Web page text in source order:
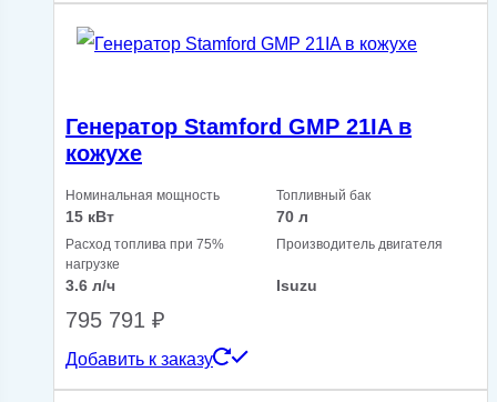
Генератор Stamford GMP 21IA в
кожухе
Номинальная мощность
15 кВт
Топливный бак
70 л
Расход топлива при 75%
нагрузке
3.6 л/ч
Производитель двигателя
Isuzu
795 791 ₽
Добавить к заказу